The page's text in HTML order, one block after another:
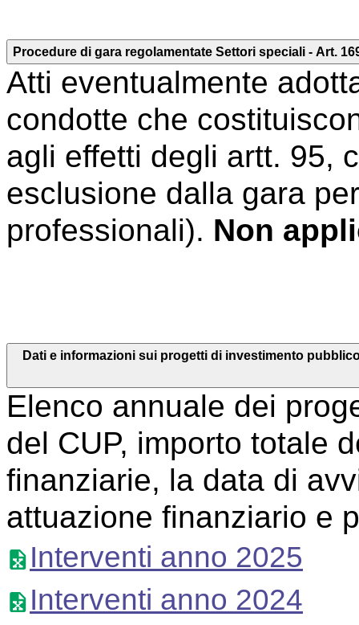
Procedure di gara regolamentate Settori speciali - Art.
Atti eventualmente
condotte che
agli effetti degli artt. 95,
esclusione dalla gara
professionali). Non
Dati e informazioni sui progetti di investimento
Elenco annuale dei
del CUP, importo totale
finanziarie, la data di
attuazione finanziario e
Interventi anno 2025
Interventi anno 2024